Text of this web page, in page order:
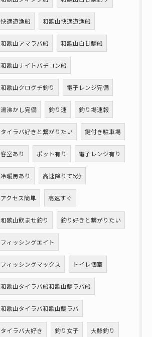
快適遊漁船 和歌山快適遊漁船
和歌山アマラバ船 和歌山白甘鯛船
和歌山ナイトバチコン船
和歌山クログチ釣り 電子レンジ完備
湯沸かし完備 釣り速 釣り場速報
タイラバ好きと繋がりたい 鍵付き駐車場
客室あり ポット有り 電子レンジ有り
冷暖房あり 高速降りて5分
アクセス簡単 高速すぐ
和歌山飲ませ釣り 釣り好きと繋がりたい
フィッシングエイト
フィッシングマックス トイレ個室
和歌山タイラバ船和歌山鯛ラバ船
和歌山タイラバ和歌山鯛ラバ
タイラバ大好き 釣り女子 大鯵釣り